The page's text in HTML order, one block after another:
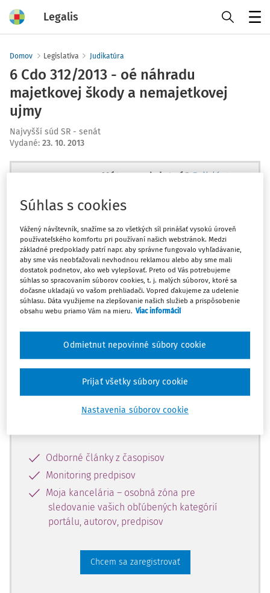
Legalis
Domov Legislatíva Judikatúra
6 Cdo 312/2013 - oé náhradu
majetkovej škody a nemajetkovej
ujmy
Najvyšší súd SR - senát
Vydané: 23. 10. 2013
Máte predplatné? Prihláste sa
Ups, zatiaľ ste si prečítali len
začiatok...
Celý odborný obsah z tejto oblasti je
dostupný predplatiteľom portálu.
Odomknite si prístup k odbornému
obsahu a získajte prístup na 10 dní
zdarma, stačí sa len zaregistrovať.
Vďaka registrácii získate prístup aj k
Odborné články z časopisov
Monitoring predpisov
Moja kancelária – osobná zóna pre
sledovanie vašich obľúbených kategórií
portálu, autorov, predpisov
Chcem sa zaregistrovať
Súhlas s cookies
Vážený návštevník, snažíme sa zo všetkých síl prinášať vysokú úroveň
používateľského komfortu pri používaní našich webstránok. Medzi
základné predpoklady patrí napr. aby správne fungovalo vyhľadávanie,
aby sme vás neobťažovali nevhodnou reklamou alebo aby sme mali
dostatok podnetov, ako web vylepšovať. Preto od Vás potrebujeme
súhlas so spracovaním súborov cookies, t. j. malých súborov, ktoré sa
dočasne ukladajú vo vašom prehliadači. Vopred ďakujeme za udelenie
súhlasu. Dáta využijeme na zlepšovanie našich služieb a prispôsobenie
obsahu webu priamo Vám na mieru. Viac informácií
Nastavenia súborov cookie
Odmietnut nepovinné súbory cookie
Prijať všetky súbory cookie